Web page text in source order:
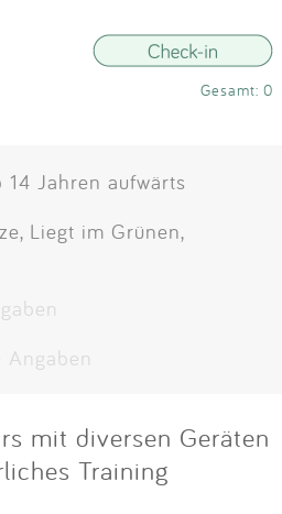
Gesamt: 0
14 Jahren aufwärts
Liegt im Grünen,
Angaben
mit diversen Geräten
Training